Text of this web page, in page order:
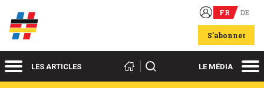
Acteurs du franco-allemand FR DE
S'abonner
MenuLES ARTICLES Rechercher LE MÉDIA